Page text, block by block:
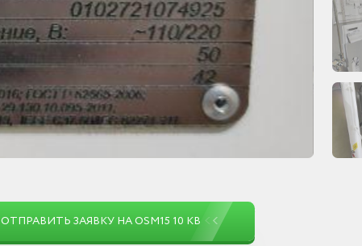
ОТПРАВИТЬ ЗАЯВКУ НА OSM15 10 КВ